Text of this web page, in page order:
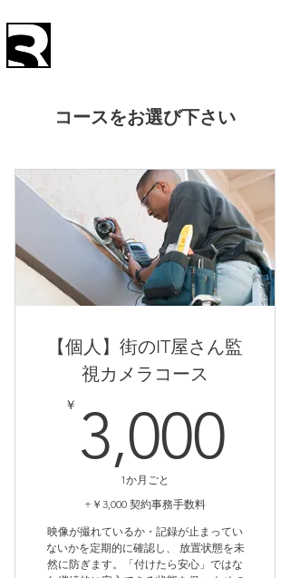
コースをお選び下さい
【個人】街のIT屋さん監
視カメラコース
￥ 3,000
1か月ごと
+￥3,000 契約事務手数料
映像が撮れているか・記録が止まってい
ないかを定期的に確認し、 放置状態を未
然に防ぎます。「付けたら安心」ではな